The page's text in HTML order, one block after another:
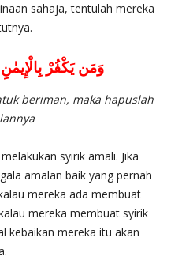
sahaja, tentulah mereka
وَمَن يَكْفُرْ
beriman, maka hapuslah
syirik amali. Jika
amalan baik yang pernah
mereka ada membuat
mereka membuat syirik
kebaikan mereka itu akan